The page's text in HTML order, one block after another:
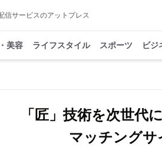
信サービスのアットプレス
美容 ライフスタイル スポーツ ビジ
「匠」技術を次世代
マッチング